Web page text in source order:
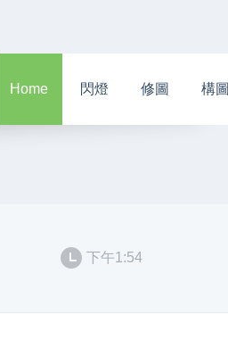
Home 閃燈 修圖 構圖
下午1:54